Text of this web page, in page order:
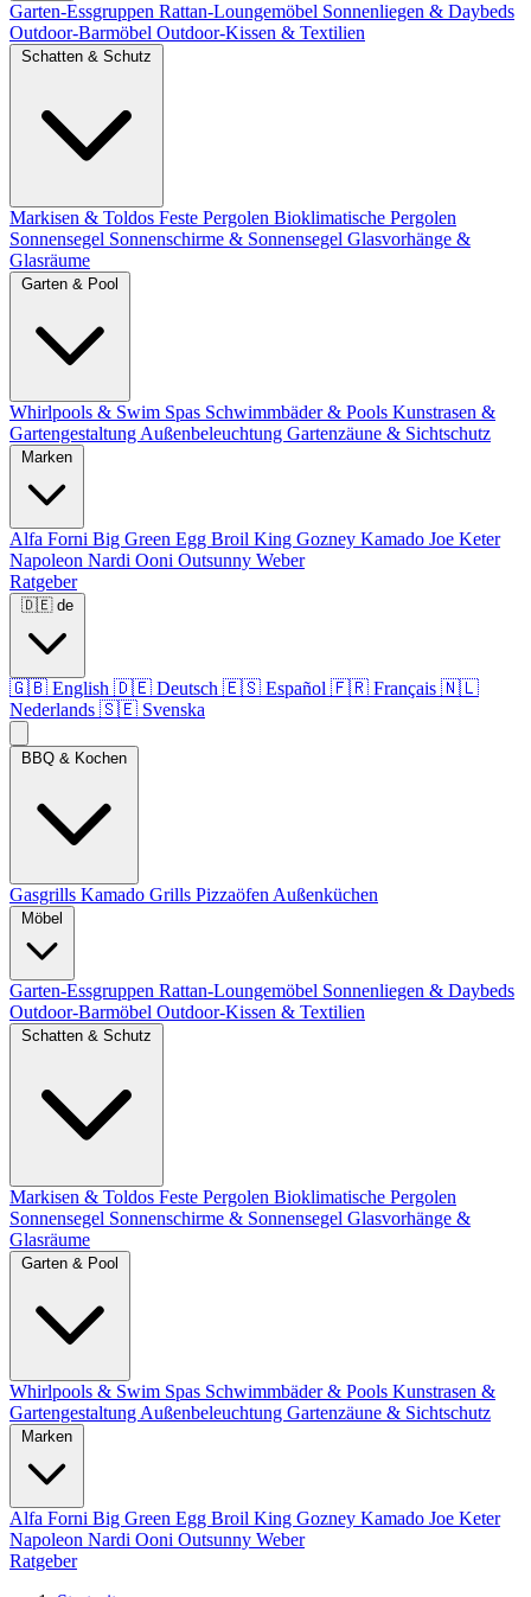
Garten-Essgruppen Rattan-Loungemöbel Sonnenliegen & Daybeds
Outdoor-Barmöbel Outdoor-Kissen & Textilien
Markisen & Toldos Feste Pergolen Bioklimatische Pergolen
Sonnensegel Sonnenschirme & Sonnensegel Glasvorhänge &
Glasräume
Whirlpools & Swim Spas Schwimmbäder & Pools Kunstrasen &
Gartengestaltung Außenbeleuchtung Gartenzäune & Sichtschutz
Alfa Forni Big Green Egg Broil King Gozney Kamado Joe Keter
Napoleon Nardi Ooni Outsunny Weber
Ratgeber
🇩🇪 de
🇬🇧 English 🇩🇪 Deutsch 🇪🇸 Español 🇫🇷 Français 🇳🇱
Nederlands 🇸🇪 Svenska
Gasgrills Kamado Grills Pizzaöfen Außenküchen
Garten-Essgruppen Rattan-Loungemöbel Sonnenliegen & Daybeds
Outdoor-Barmöbel Outdoor-Kissen & Textilien
Markisen & Toldos Feste Pergolen Bioklimatische Pergolen
Sonnensegel Sonnenschirme & Sonnensegel Glasvorhänge &
Glasräume
Whirlpools & Swim Spas Schwimmbäder & Pools Kunstrasen &
Gartengestaltung Außenbeleuchtung Gartenzäune & Sichtschutz
Alfa Forni Big Green Egg Broil King Gozney Kamado Joe Keter
Napoleon Nardi Ooni Outsunny Weber
Ratgeber